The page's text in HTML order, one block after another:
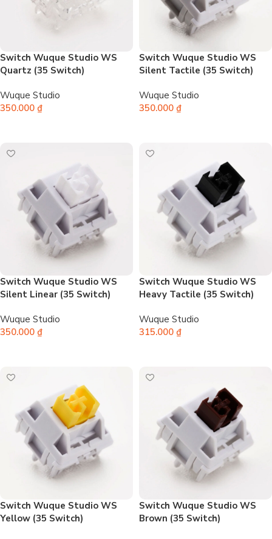
Switch Wuque Studio WS
Quartz (35 Switch)
Wuque Studio
350.000 ₫
Switch Wuque Studio WS
Silent Tactile (35 Switch)
Wuque Studio
350.000 ₫
Switch Wuque Studio WS
Silent Linear (35 Switch)
Wuque Studio
350.000 ₫
Switch Wuque Studio WS
Heavy Tactile (35 Switch)
Wuque Studio
315.000 ₫
Switch Wuque Studio WS
Yellow (35 Switch)
Switch Wuque Studio WS
Brown (35 Switch)